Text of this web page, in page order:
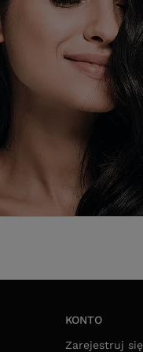
KONTO
Zarejestruj się